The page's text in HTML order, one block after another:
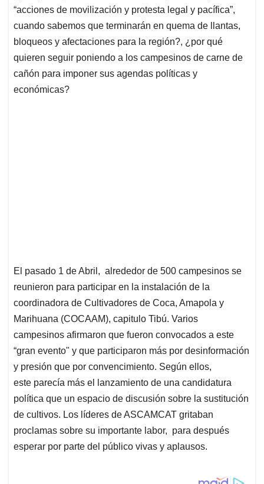
“acciones de movilización y protesta legal y pacífica”,
cuando sabemos que terminarán en quema de llantas,
bloqueos y afectaciones para la región?, ¿por qué
quieren seguir poniendo a los campesinos de carne de
cañón para imponer sus agendas políticas y
económicas?
El pasado 1 de Abril, alrededor de 500 campesinos se
reunieron para participar en la instalación de la
coordinadora de Cultivadores de Coca, Amapola y
Marihuana (COCAAM), capitulo Tibú. Varios
campesinos afirmaron que fueron convocados a este
“gran evento" y que participaron más por desinformación
y presión que por convencimiento. Según ellos,
este parecía más el lanzamiento de una candidatura
política que un espacio de discusión sobre la sustitución
de cultivos. Los líderes de ASCAMCAT gritaban
proclamas sobre su importante labor, para después
esperar por parte del público vivas y aplausos.